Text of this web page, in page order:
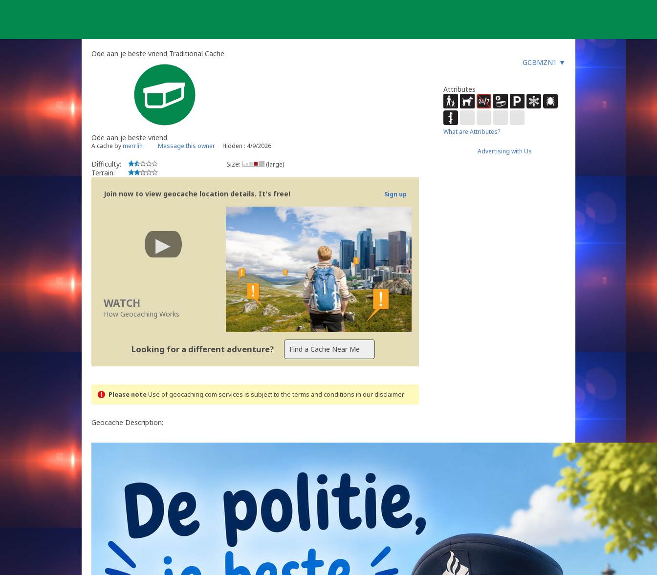
Ode aan je beste vriend Traditional Cache
GCBMZN1 ▼
Ode aan je beste vriend
A cache bymerrlin Message this owner Hidden : 4/9/2026
Difficulty:
Terrain:
Size: (large)
Join now to view geocache location details. It's free! Sign up
WATCH
How Geocaching Works
Looking for a different adventure?
Please noteUse of geocaching.com services is subject to the terms and conditions in our disclaimer.
Geocache Description:
Attributes
What are Attributes?
Advertising with Us